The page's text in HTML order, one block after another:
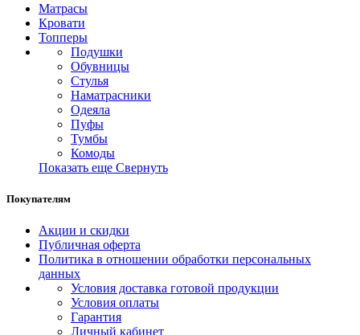
Матрасы
Кровати
Топперы
Подушки
Обувницы
Стулья
Наматрасники
Одеяла
Пуфы
Тумбы
Комоды
Показать еще Свернуть
Покупателям
Акции и скидки
Публичная оферта
Политика в отношении обработки персональных
данных
Условия доставка готовой продукции
Условия оплаты
Гарантия
Личный кабинет